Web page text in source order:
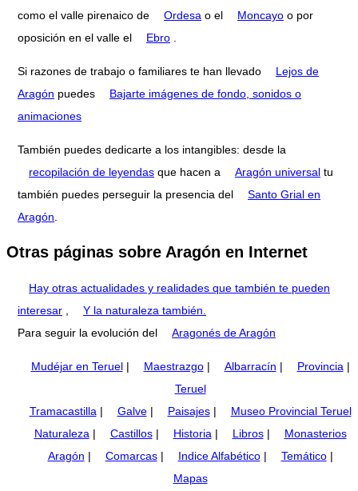
como el valle pirenaico de
Ordesa o el Moncayo o por
oposición en el valle el
Ebro
Si razones de trabajo o familiares te han llevado
Lejos de
Aragón puedes
Bajarte imágenes de fondo, sonidos o
animaciones
También puedes dedicarte a los intangibles: desde la
recopilación de leyendas que hacen a Aragón universal tu
también puedes perseguir la presencia del
Santo Grial en
Aragón
Otras páginas sobre Aragón en Internet
Hay otras actualidades y realidades que también te pueden
interesar
Y la naturaleza también.
Para seguir la evolución del
Aragonés de Aragón
Mudéjar en Teruel| Maestrazgo| Albarracín | Provincia |
Teruel
Tramacastilla | Galve| Paisajes|
Museo Provincial Teruel
Naturaleza | Castillos| Historia | Libros|
Monasterios
Aragón | Comarcas| Indice Alfabético| Temático|
Mapas